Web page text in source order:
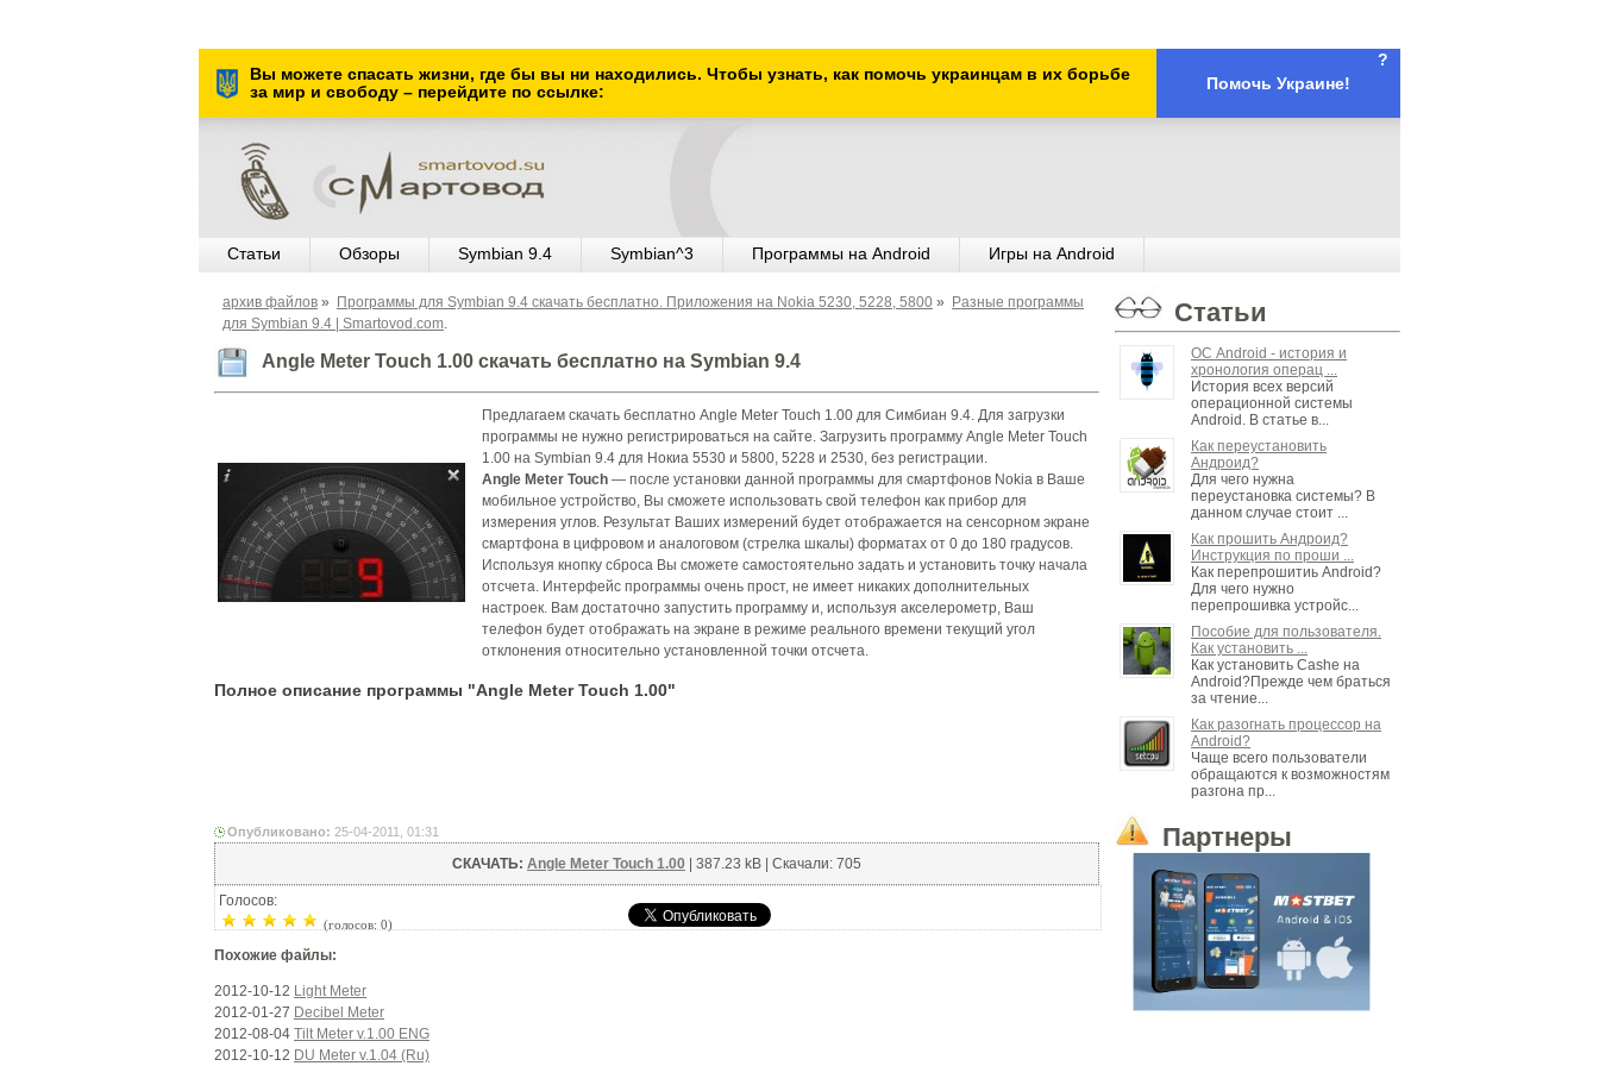
Вы можете спасать жизни, где бы вы ни находились. Чтобы узнать, как помочь украинцам в их борьбе
за мир и свободу – перейдите по ссылке:
Помочь Украине!
?
Статьи Обзоры Symbian 9.4 Symbian^3 Программы на Android Игры на Android
архив файлов » Программы для Symbian 9.4 скачать бесплатно. Приложения на Nokia 5230, 5228, 5800 »
Разные программы
для Symbian 9.4 | Smartovod.com.
Angle Meter Touch 1.00 скачать бесплатно на Symbian 9.4
Предлагаем скачать бесплатно Angle Meter Touch 1.00 для Симбиан 9.4. Для загрузки
программы не нужно регистрироваться на сайте. Загрузить программу Angle Meter Touch
1.00 на Symbian 9.4 для Нокиа 5530 и 5800, 5228 и 2530, без регистрации.
Angle Meter Touch — после установки данной программы для смартфонов Nokia в Ваше
мобильное устройство, Вы сможете использовать свой телефон как прибор для
измерения углов. Результат Ваших измерений будет отображается на сенсорном экране
смартфона в цифровом и аналоговом (стрелка шкалы) форматах от 0 до 180 градусов.
Используя кнопку сброса Вы сможете самостоятельно задать и установить точку начала
отсчета. Интерфейс программы очень прост, не имеет никаких дополнительных
настроек. Вам достаточно запустить программу и, используя акселерометр, Ваш
телефон будет отображать на экране в режиме реального времени текущий угол
отклонения относительно установленной точки отсчета.
Полное описание программы "Angle Meter Touch 1.00"
Опубликовано: 25-04-2011, 01:31
СКАЧАТЬ: Angle Meter Touch 1.00 | 387.23 kB | Скачали: 705
Голосов:
(голосов: 0)
Похожие файлы:
2012-10-12 Light Meter
2012-01-27 Decibel Meter
2012-08-04 Tilt Meter v.1.00 ENG
2012-10-12 DU Meter v.1.04 (Ru)
Статьи
ОС Android - история и
хронология операц ...
История всех версий
операционной системы
Android. В статье в...
Как переустановить
Андроид?
Для чего нужна
переустановка системы? В
данном случае стоит ...
Как прошить Андроид?
Инструкция по проши ...
Как перепрошитиь Android?
Для чего нужно
перепрошивка устройс...
Пособие для пользователя.
Как установить ...
Как установить Cashe на
Android?Прежде чем браться
за чтение...
Как разогнать процессор на
Android?
Чаще всего пользователи
обращаются к возможностям
разгона пр...
Партнеры